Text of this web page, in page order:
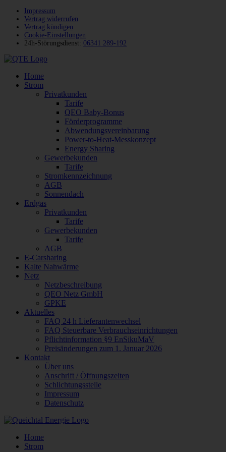
Impressum
Vertrag widerrufen
Vertrag kündigen
Cookie-Einstellungen
24h-Störungsdienst: 06341 289-192
Home
Strom
Privatkunden
Tarife
QEO Baby-Bonus
Förderprogramme
Abwendungsvereinbarung
Power-to-Heat-Messkonzept
Energy Sharing
Gewerbekunden
Tarife
Stromkennzeichnung
AGB
Sonnendach
Erdgas
Privatkunden
Tarife
Gewerbekunden
Tarife
AGB
E-Carsharing
Kalte Nahwärme
Netz
Netzbeschreibung
QEO Netz GmbH
GPKE
Aktuelles
FAQ 24 h Lieferantenwechsel
FAQ Steuerbare Verbrauchseinrichtungen
Pflichtinformation §9 EnSikuMaV
Preisänderungen zum 1. Januar 2026
Kontakt
Über uns
Anschrift / Öffnungszeiten
Schlichtungsstelle
Impressum
Datenschutz
Home
Strom